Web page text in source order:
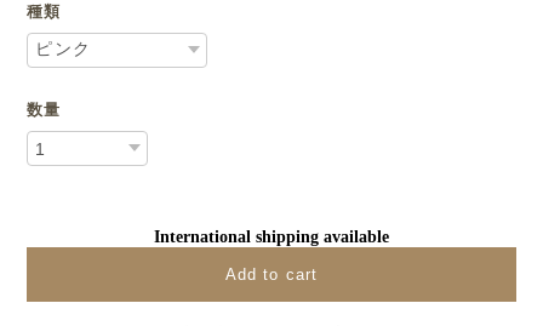
種類
数量
International shipping available
Add to cart